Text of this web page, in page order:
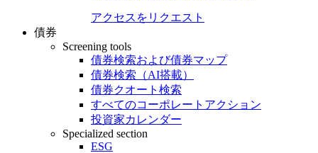
アクセスをリクエスト
債券
Screening tools
債券検索および債券マップ
債券検索（AI搭載）
債券クオート検索
すべてのコーポレートアクション
投資家カレンダー
Specialized section
ESG